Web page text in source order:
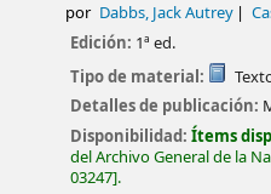
por Dabbs, Jack Autrey
Edición: 1ª ed.
Tipo de material:
Detalles de publicación:
Disponibilidad:Ítems
del Archivo General de la
03247 .